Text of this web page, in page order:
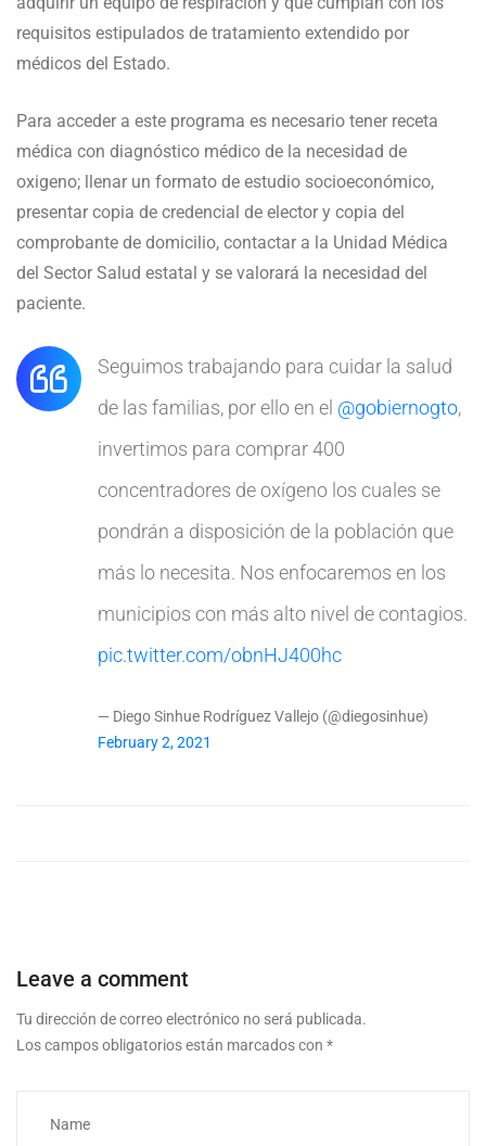
requisitos estipulados de tratamiento extendido por
médicos del Estado.
Para acceder a este programa es necesario tener receta
médica con diagnóstico médico de la necesidad de
oxigeno; llenar un formato de estudio socioeconómico,
presentar copia de credencial de elector y copia del
comprobante de domicilio, contactar a la Unidad Médica
del Sector Salud estatal y se valorará la necesidad del
paciente.
Seguimos trabajando para cuidar la salud
de las familias, por ello en el @gobiernogto,
invertimos para comprar 400
concentradores de oxígeno los cuales se
pondrán a disposición de la población que
más lo necesita. Nos enfocaremos en los
municipios con más alto nivel de contagios.
pic.twitter.com/obnHJ400hc
— Diego Sinhue Rodríguez Vallejo (@diegosinhue)
February 2, 2021
Leave a comment
Tu dirección de correo electrónico no será publicada.
Los campos obligatorios están marcados con *